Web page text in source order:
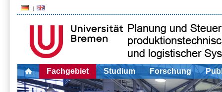
Fachgebiet Studium Forschung